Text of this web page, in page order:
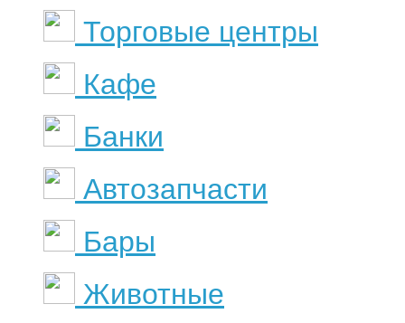
Торговые центры
Кафе
Банки
Автозапчасти
Бары
Животные